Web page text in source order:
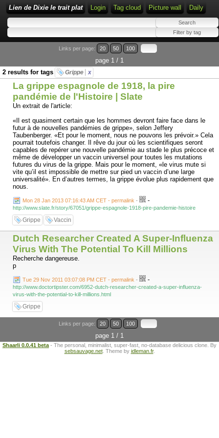
Lien de Dixie le trait plat Login Tag cloud Picture wall Daily
Links per page: 20 50 100
page 1 / 1
2 results for tags
Grippe x
La grippe espagnole de 1918, la pire
pandémie de l'Histoire | Slate
Un extrait de l'article:
«Il est quasiment certain que les hommes devront faire face dans le
futur à de nouvelles pandémies de grippe», selon Jeffery
Taubenberger. «Et pour le moment, nous ne pouvons les prévoir.» Cela
pourrait toutefois changer. Il rêve du jour où les scientifiques seront
capables de repérer une nouvelle pandémie au stade le plus précoce et
même de développer un vaccin universel pour toutes les mutations
futures du virus de la grippe. Mais pour le moment, «le virus mute si
vite qu’il est impossible de mettre sur pied un vaccin d’une large
universalité». En d’autres termes, la grippe évolue plus rapidement que
nous.
Mon 28 Jan 2013 07:16:43 AM CET - permalink - -
http://www.slate.fr/story/67051/grippe-espagnole-1918-pire-pandemie-histoire
Grippe Vaccin
Dutch Researcher Created A Super-Influenza
Virus With The Potential To Kill Millions
Recherche dangereuse.
p
Tue 29 Nov 2011 03:07:08 PM CET - permalink - -
http://www.doctortipster.com/6952-dutch-researcher-created-a-super-influenza-
virus-with-the-potential-to-kill-millions.html
Grippe
Links per page: 20 50 100
page 1 / 1
Shaarli 0.0.41 beta - The personal, minimalist, super-fast, no-database delicious clone. By
sebsauvage.net. Theme by idleman.fr.